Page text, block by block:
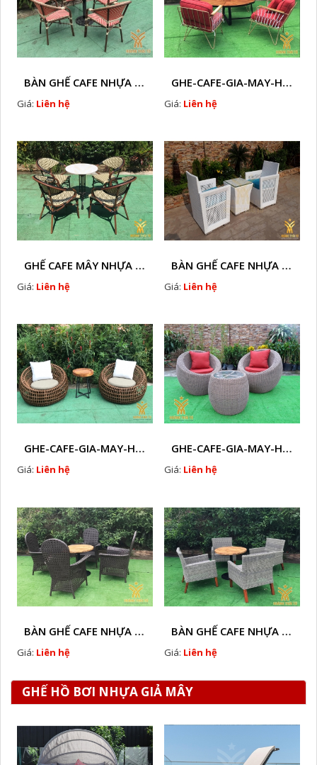
BÀN GHẾ CAFE NHỰA GIẢ MÂY HTT - L112
Giá: Liên hệ
GHE-CAFE-GIA-MAY-HTT - L110
Giá: Liên hệ
GHẾ CAFE MÂY NHỰA HTT - L130
Giá: Liên hệ
BÀN GHẾ CAFE NHỰA GIẢ MÂY HTT - L71
Giá: Liên hệ
GHE-CAFE-GIA-MAY-HTT - L114
Giá: Liên hệ
GHE-CAFE-GIA-MAY-HTT - L113
Giá: Liên hệ
BÀN GHẾ CAFE NHỰA GIẢ MÂY HTT - L018
Giá: Liên hệ
BÀN GHẾ CAFE NHỰA GIẢ MÂY HTT - L107
Giá: Liên hệ
GHẾ HỒ BƠI NHỰA GIẢ MÂY